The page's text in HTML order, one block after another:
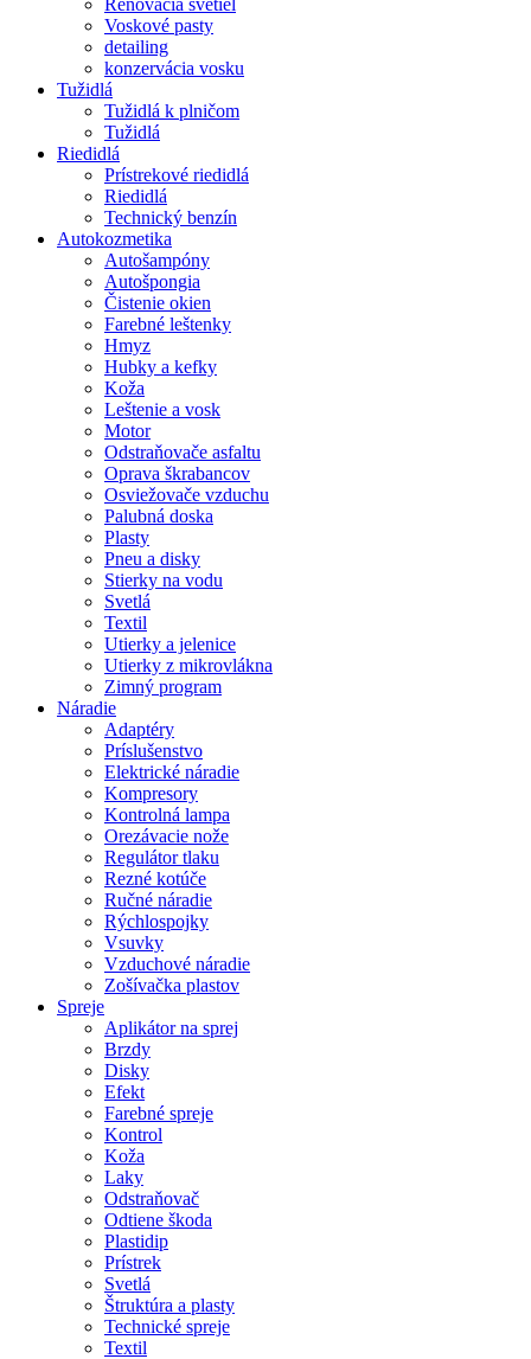
Renovácia svetiel
Voskové pasty
detailing
konzervácia vosku
Tužidlá
Tužidlá k plničom
Tužidlá
Riedidlá
Prístrekové riedidlá
Riedidlá
Technický benzín
Autokozmetika
Autošampóny
Autošpongia
Čistenie okien
Farebné leštenky
Hmyz
Hubky a kefky
Koža
Leštenie a vosk
Motor
Odstraňovače asfaltu
Oprava škrabancov
Osviežovače vzduchu
Palubná doska
Plasty
Pneu a disky
Stierky na vodu
Svetlá
Textil
Utierky a jelenice
Utierky z mikrovlákna
Zimný program
Náradie
Adaptéry
Príslušenstvo
Elektrické náradie
Kompresory
Kontrolná lampa
Orezávacie nože
Regulátor tlaku
Rezné kotúče
Ručné náradie
Rýchlospojky
Vsuvky
Vzduchové náradie
Zošívačka plastov
Spreje
Aplikátor na sprej
Brzdy
Disky
Efekt
Farebné spreje
Kontrol
Koža
Laky
Odstraňovač
Odtiene škoda
Plastidip
Prístrek
Svetlá
Štruktúra a plasty
Technické spreje
Textil